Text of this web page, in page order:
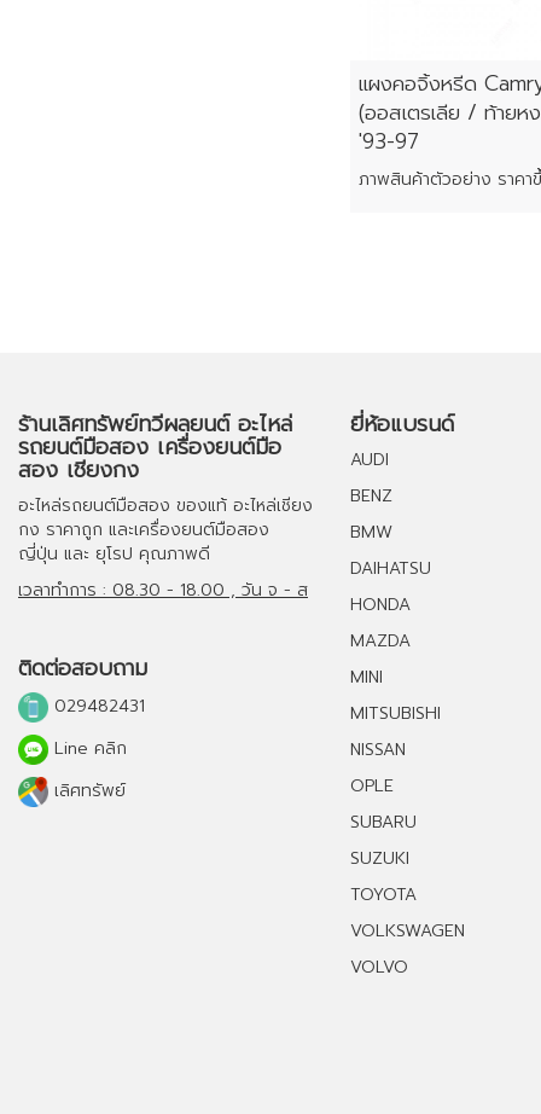
แผงคอจิ้งหรีด
(ออสเตรเลีย / ท้ายห
'93-97
ร้านเลิศทรัพย์ทวีผลยนต์ อะไหล่
รถยนต์มือสอง เครื่องยนต์มือ
สอง เชียงกง
อะไหล่รถยนต์มือสอง ของแท้ อะไหล่เชียง
กง ราคาถูก และเครื่องยนต์มือสอง
ญี่ปุ่น และ ยุโรป คุณภาพดี
เวลาทำการ : 08.30 - 18.00 , วัน จ - ส
ติดต่อสอบถาม
029482431
Line คลิก
เลิศทรัพย์
ยี่ห้อแบรนด์
AUDI
BENZ
BMW
DAIHATSU
HONDA
MAZDA
MINI
MITSUBISHI
NISSAN
OPLE
SUBARU
SUZUKI
TOYOTA
VOLKSWAGEN
VOLVO